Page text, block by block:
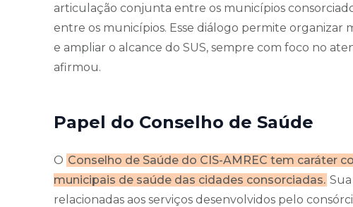
articulação conjunta entre os municípios
entre os municípios. Esse diálogo permite organizar
e ampliar o alcance do SUS, sempre com foco no
afirmou.
Papel do Conselho de Saúde
O Conselho de Saúde do CIS-AMREC tem caráter
municipais de saúde das cidades consorciadas.
relacionadas aos serviços desenvolvidos pelo